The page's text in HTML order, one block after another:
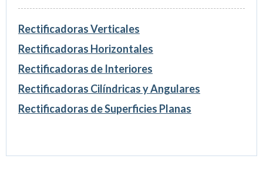
Rectificadoras Verticales
Rectificadoras Horizontales
Rectificadoras de Interiores
Rectificadoras Cilíndricas y Angulares
Rectificadoras de Superficies Planas